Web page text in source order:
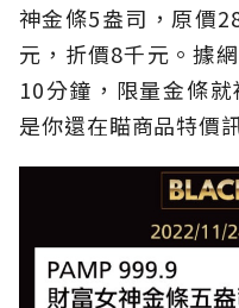
神金條5盎司，原價
元，折價8千元。據
10分鐘，限量金條
是你還在瞄商品特價